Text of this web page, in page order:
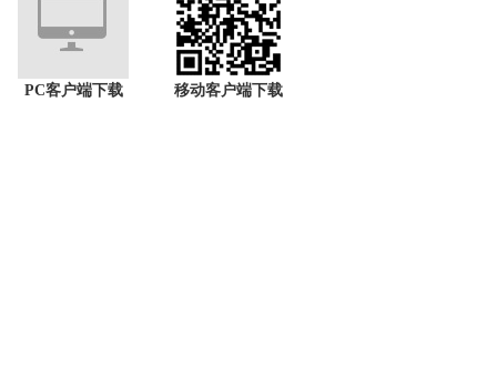
PC客户端下载 移动客户端下载